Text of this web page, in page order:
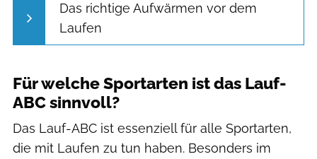
Das richtige Aufwärmen vor dem
Laufen
Für welche Sportarten ist das Lauf-
ABC sinnvoll?
Das Lauf-ABC ist essenziell für alle Sportarten,
die mit Laufen zu tun haben. Besonders im